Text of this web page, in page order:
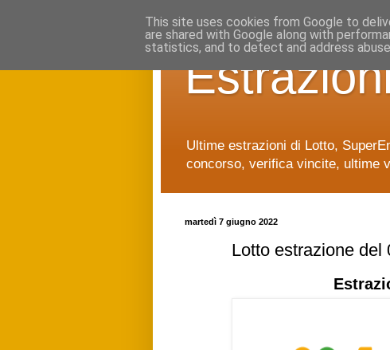
Ultime estrazioni di Lotto,
concorso, verifica vincite, ultime
martedì 7 giugno 2022
Lotto estrazione del
This site uses cookies from Google to
are shared with Google along with
statistics, and to detect and address